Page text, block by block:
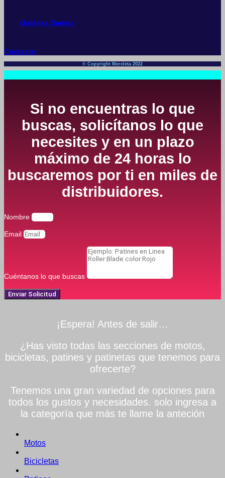
Quiénes Somos
Contacto
© Copyright Mercleta 2022
Si no encuentras lo que
buscas, solicítanos lo que
necesites y en un plazo
máximo de 24 horas lo
buscaremos por ti en miles de
distribuidores.
Nombre
Email
Cuéntanos lo que buscas
Enviar Solicitud
¡Espera! Antes de salir…
¿Has visto todas las secciones de motos,
bicicletas, patines y patinetas que tenemos para
ofrecerte?
Tenemos una gran variedad de opciones para
todos los gustos y necesidades. solo ingresa a
la categoría que más te llame la anteción
Motos
Bicicletas